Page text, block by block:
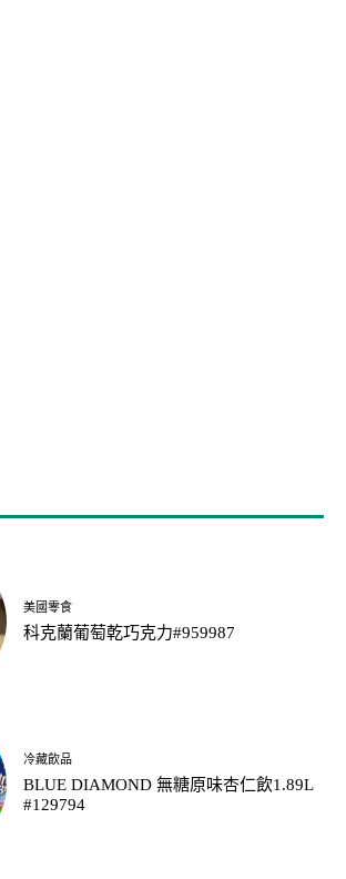
美國零食
科克蘭葡萄乾巧克力#959987
冷藏飲品
BLUE DIAMOND 無糖原味杏仁飲1.89L
#129794